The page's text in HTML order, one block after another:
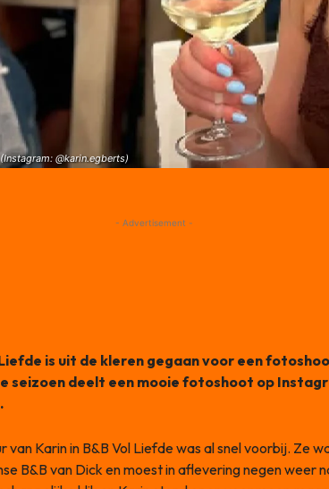
@karin.egberts)
- Advertisement -
Liefde is uit de kleren gegaan voor een
seizoen deelt een mooie fotoshoot op
van Karin in B&B Vol Liefde was al snel voorbij. Ze
B&B van Dick en moest in aflevering negen weer